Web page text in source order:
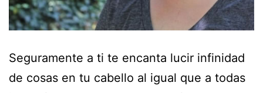
Seguramente a ti te encanta lucir infinidad
de cosas en tu cabello al igual que a todas